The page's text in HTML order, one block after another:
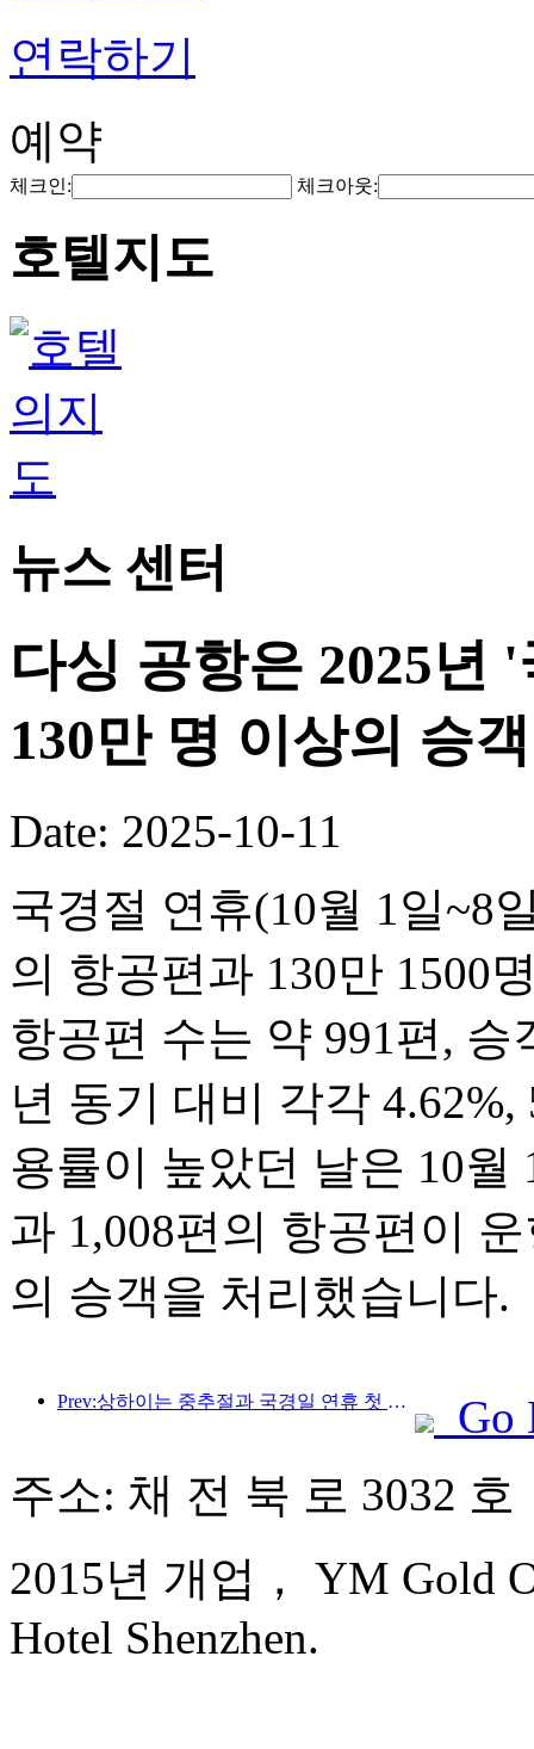
연락하기
예약
체크인: 체크아웃:
호텔지도
뉴스 센터
다싱 공항은 2025년
130만 명 이상의 승
Date: 2025-10-11
국경절 연휴(10월 1일~8
의 항공편과 130만 1500
항공편 수는 약 991편,
년 동기 대비 각각
용률이 높았던 날은 10월
과 1,008편의 항공편이
의 승객을 처리했습니다.
Prev:상하이는 중추절과 국경일 연휴 첫 4일간 1,511만 명이 넘는 방문객을 맞이했는데, 이는 전년 대비 20% 이상 증가한 수치입니다.
Go
주소: 채 전 북 로 3032 호
2015년 개업， YM Gold
Hotel Shenzhen.